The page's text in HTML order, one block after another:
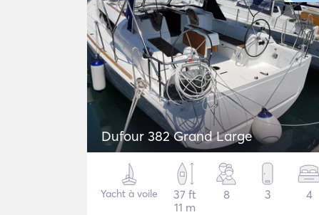
Dufour 382 Grand Large
Yacht à voile
37 ft
11 m
8 3 4